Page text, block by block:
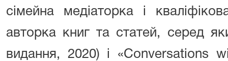
сімейна медіаторка і
авторка книг та статей, серед
видання, 2020) і «Conversations